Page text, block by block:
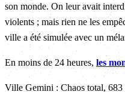
son monde. On leur avait
violents ; mais rien ne les
ville a été simulée avec un
En moins de 24 heures, les
Ville Gemini : Chaos total, 683